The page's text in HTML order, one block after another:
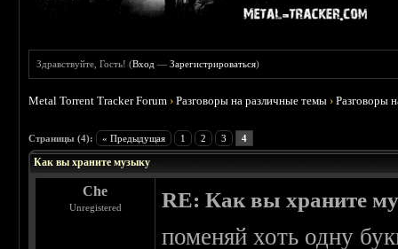
Здравствуйте, Гость! (Вход —Зарегистрироваться)
Metal Torrent Tracker Forum ›Разговоры на различные темы ›Разговоры
Страницы (4): « Предыдущая 1 2 3 4
Как вы храните музыку
Che
Unregistered RE: Как вы храните
поменяй хоть одну